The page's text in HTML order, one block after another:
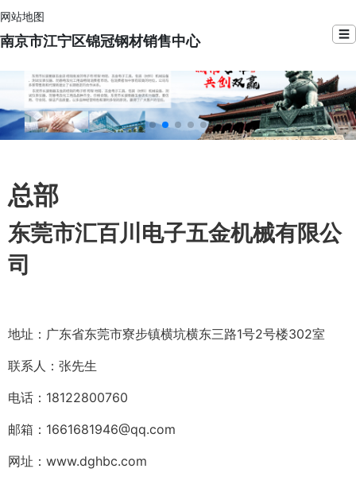
网站地图
南京市江宁区锦冠钢材销售中心 ☰
总部
东莞市汇百川电子五金机械有限公
司
地址：广东省东莞市寮步镇横坑横东三路1号2号楼302室
联系人：张先生
电话：18122800760
邮箱：1661681946@qq.com
网址：www.dghbc.com